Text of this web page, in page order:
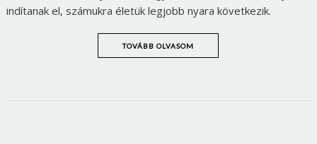
indítanak el, számukra életük legjobb nyara következik.
TOVÁBB OLVASOM